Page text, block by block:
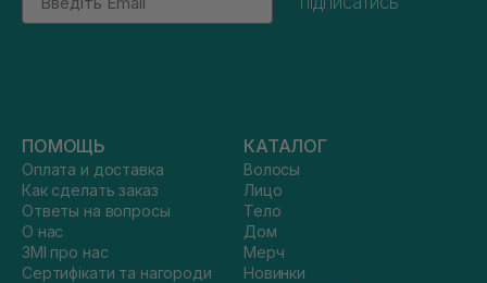
ПОМОЩЬ
Оплата и доставка
Как сделать заказ
Ответы на вопросы
О нас
ЗМІ про нас
Сертифікати та нагороди
КАТАЛОГ
Волосы
Лицо
Тело
Дом
Мерч
Новинки